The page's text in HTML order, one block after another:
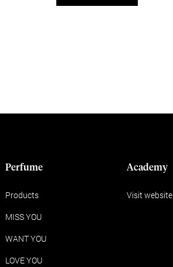
Perfume
Products
MISS YOU
WANT YOU
LOVE YOU
Academy
Visit website